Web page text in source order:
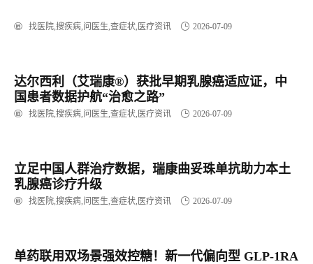
找医院,搜疾病,问医生,查症状,医疗资讯 2026-07-09
达尔西利（艾瑞康®）获批早期乳腺癌适应证，中
国患者数据护航“治愈之路”
找医院,搜疾病,问医生,查症状,医疗资讯 2026-07-09
立足中国人群治疗数据，瑞康曲妥珠单抗助力本土
乳腺癌诊疗升级
找医院,搜疾病,问医生,查症状,医疗资讯 2026-07-09
单药联用双场景强效控糖！新一代偏向型 GLP-1RA